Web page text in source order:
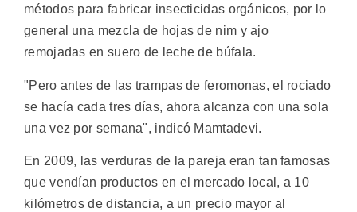
métodos para fabricar insecticidas orgánicos, por lo
general una mezcla de hojas de nim y ajo
remojadas en suero de leche de búfala.
"Pero antes de las trampas de feromonas, el rociado
se hacía cada tres días, ahora alcanza con una sola
una vez por semana", indicó Mamtadevi.
En 2009, las verduras de la pareja eran tan famosas
que vendían productos en el mercado local, a 10
kilómetros de distancia, a un precio mayor al